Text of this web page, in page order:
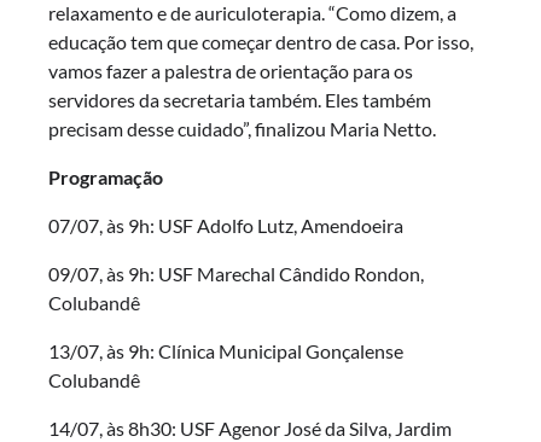
relaxamento e de auriculoterapia. “Como dizem, a
educação tem que começar dentro de casa. Por isso,
vamos fazer a palestra de orientação para os
servidores da secretaria também. Eles também
precisam desse cuidado”, finalizou Maria Netto.
Programação
07/07, às 9h: USF Adolfo Lutz, Amendoeira
09/07, às 9h: USF Marechal Cândido Rondon,
Colubandê
13/07, às 9h: Clínica Municipal Gonçalense
Colubandê
14/07, às 8h30: USF Agenor José da Silva, Jardim